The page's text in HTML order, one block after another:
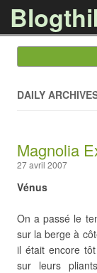
DAILY
Magnolia
27 avril 2007
Vénus
On a passé le
sur la berge à
il était encore
sur leurs